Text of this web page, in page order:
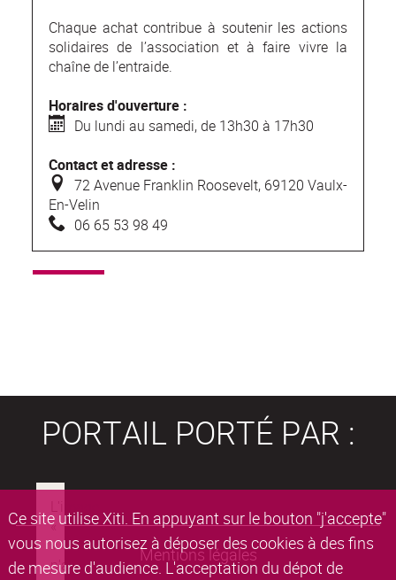
Ce site utilise Xiti. En appuyant sur le bouton "j'accepte"
vous nous autorisez à déposer des cookies à des fins
de mesure d'audience. L'acceptation du dépot de
Chaque achat contribue à soutenir les actions
solidaires de l’association et à faire vivre la
chaîne de l’entraide.
Horaires d'ouverture :
Du lundi au samedi, de 13h30 à 17h30
Contact et adresse :
72 Avenue Franklin Roosevelt, 69120 Vaulx-
En-Velin
06 65 53 98 49
PORTAIL PORTÉ PAR :
Mentions légales